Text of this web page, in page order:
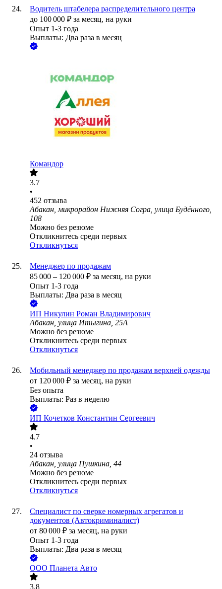
Водитель штабелера распределительного центра
до 100 000 ₽ за месяц, на руки
Опыт 1-3 года
Выплаты: Два раза в месяц
Командор
3.7
•
452 отзыва
Абакан, микрорайон Нижняя Согра, улица Будённого,
108
Можно без резюме
Откликнитесь среди первых
Откликнуться
Менеджер по продажам
85 000 – 120 000 ₽ за месяц, на руки
Опыт 1-3 года
Выплаты: Два раза в месяц
ИП Никулин Роман Владимирович
Абакан, улица Итыгина, 25А
Можно без резюме
Откликнитесь среди первых
Откликнуться
Мобильный менеджер по продажам верхней одежды
от 120 000 ₽ за месяц, на руки
Без опыта
Выплаты: Раз в неделю
ИП Кочетков Константин Сергеевич
4.7
•
24 отзыва
Абакан, улица Пушкина, 44
Можно без резюме
Откликнитесь среди первых
Откликнуться
Специалист по сверке номерных агрегатов и
документов (Автокриминалист)
от 80 000 ₽ за месяц, на руки
Опыт 1-3 года
Выплаты: Два раза в месяц
ООО Планета Авто
3.8